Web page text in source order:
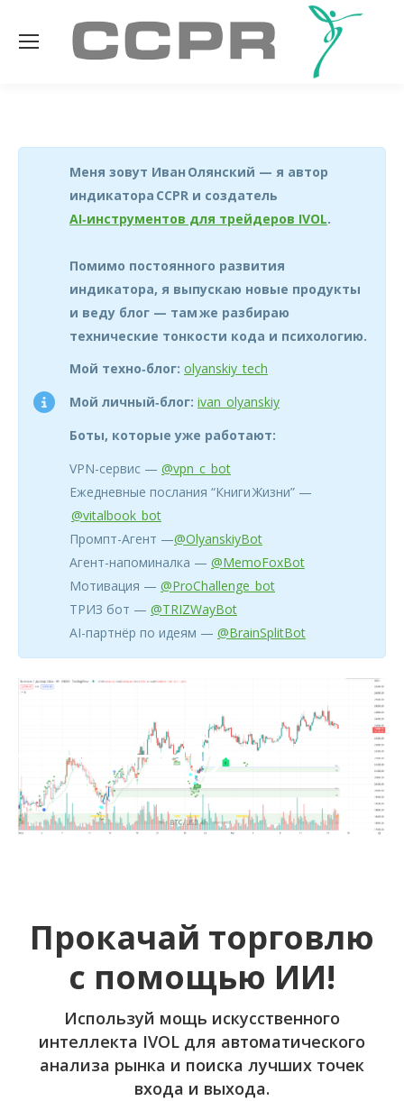
Меня зовут Иван Олянский — я автор
индикатора CCPR и создатель
AI‑инструментов для трейдеров IVOL.
Помимо постоянного развития
индикатора, я выпускаю новые продукты
и веду блог — там же разбираю
технические тонкости кода и психологию.
Мой техно‑блог: olyanskiy_tech
Мой личный‑блог: ivan_olyanskiy
Боты, которые уже работают:
VPN-сервис — @vpn_c_bot
Ежедневные послания “Книги Жизни” —
@vitalbook_bot
Промпт-Агент —@OlyanskiyBot
Агент-напоминалка — @MemoFoxBot
Мотивация — @ProChallenge_bot
ТРИЗ бот — @TRIZWayBot
AI-партнёр по идеям — @BrainSplitBot
Прокачай торговлю
с помощью ИИ!
Используй мощь искусственного
интеллекта IVOL для автоматического
анализа рынка и поиска лучших точек
входа и выхода.